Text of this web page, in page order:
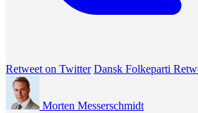
Retweet on Twitter Dansk Folkeparti
Morten Messerschmidt